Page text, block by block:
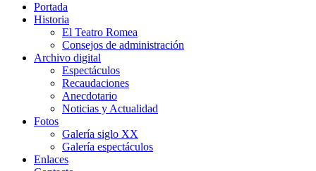
Portada
Historia
El Teatro Romea
Consejos de administración
Archivo digital
Espectáculos
Recaudaciones
Anecdotario
Noticias y Actualidad
Fotos
Galería siglo XX
Galería espectáculos
Enlaces